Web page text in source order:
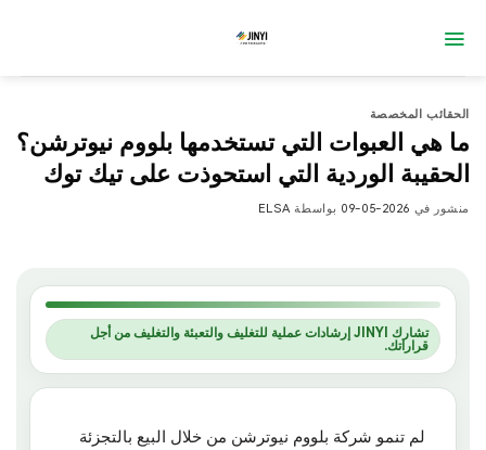
للمحتوى
الحقائب المخصصة
ما هي العبوات التي تستخدمها بلووم نيوترشن؟
الحقيبة الوردية التي استحوذت على تيك توك
منشور في 2026-05-09 بواسطة ELSA
تشارك JINYI إرشادات عملية للتغليف والتعبئة والتغليف من أجل
قراراتك.
لم تنمو شركة بلووم نيوترشن من خلال البيع بالتجزئة